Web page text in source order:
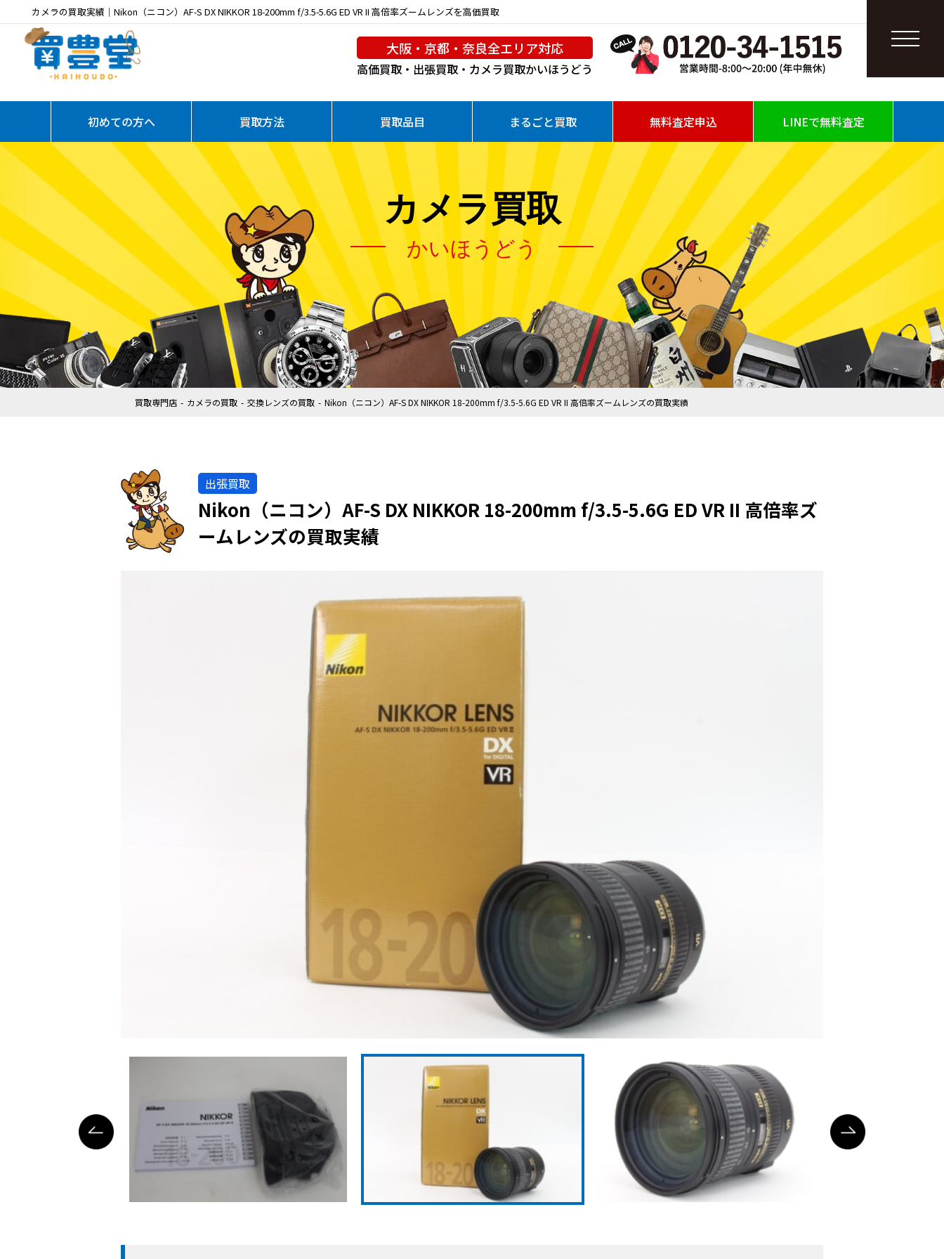
カメラの買取実績｜Nikon（ニコン）AF-S DX NIKKOR 18-200mm f/3.5-5.6G ED VR II 高倍率ズームレンズを高価買取
大阪・京都・奈良全エリア対応
高価買取・出張買取・カメラ買取かいほうどう
初めての方へ 買取方法 買取品目 まるごと買取 無料査定申込 LINEで無料査定
カメラ買取
かいほうどう
買取専門店 カメラの買取 交換レンズの買取 Nikon（ニコン）AF-S DX NIKKOR 18-200mm f/3.5-5.6G ED VR II 高倍率ズームレンズの買取実績
出張買取
Nikon（ニコン）AF-S DX NIKKOR 18-200mm f/3.5-5.6G ED VR II 高倍率ズ
ームレンズの買取実績